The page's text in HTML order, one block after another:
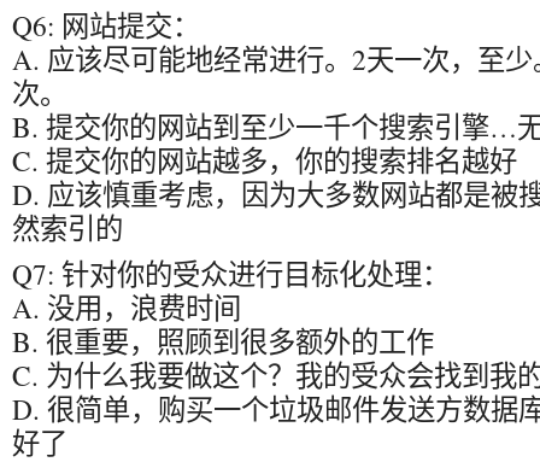
Q6: 网站提交：
A. 应该尽可能地经常进行。2天一次，至
次。
B. 提交你的网站到至少一千个搜索引擎…
C. 提交你的网站越多，你的搜索排名越好
D. 应该慎重考虑，因为大多数网站都是被
然索引的
Q7: 针对你的受众进行目标化处理：
A. 没用，浪费时间
B. 很重要，照顾到很多额外的工作
C. 为什么我要做这个？我的受众会找到我
D. 很简单，购买一个垃圾邮件发送方数据
好了